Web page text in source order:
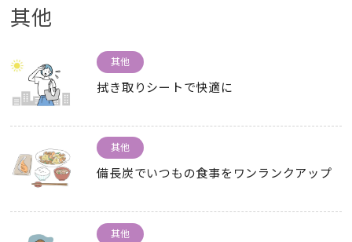
其他
其他
拭き取りシートで快適に
其他
備長炭でいつもの食事をワンランクアップ
其他